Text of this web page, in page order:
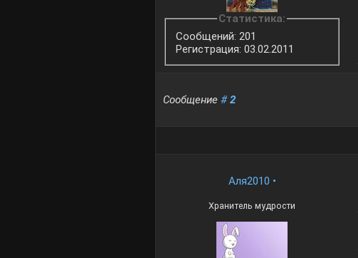
Статистика:
Сообщений: 201
Регистрация: 03.02.2011
Сообщение#2
Аля2010 •
Хранитель мудрости